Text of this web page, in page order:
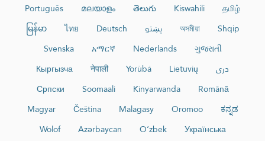
Português
മലയാളം తెలుగు Kiswahili
தமிழ்
မြန်မာ
ไทย Deutsch پښتو অসমীয়া
Shqip
Svenska
አማርኛ Nederlands
ગુજરાતી
Кыргызча
नेपाली Yorùbá Lietuvių
دری
Српски
Soomaali Kinyarwanda
Română
Magyar
Čeština Malagasy Oromoo
ಕನ್ನಡ
Wolof
Azərbaycan O‘zbek
Українська